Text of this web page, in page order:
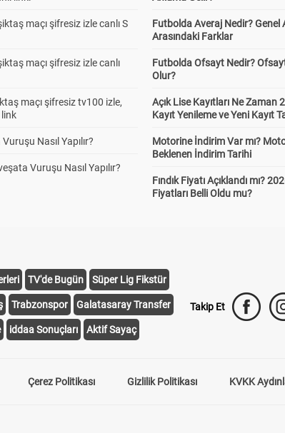
maçı şifresiz izle canlı S
maçı şifresiz izle canlı
maçı şifresiz tv100 izle,
Nasıl Yapılır?
Vuruşu Nasıl Yapılır?
Futbolda Averaj Nedir? Genel
Arasındaki Farklar
Futbolda Ofsayt Nedir?
Olur?
Açık Lise Kayıtları Ne Zaman
Kayıt Yenileme ve Yeni Kayıt
Motorine İndirim Var mı?
Beklenen İndirim Tarihi
Fındık Fiyatı Açıklandı mı?
Fiyatları Belli Oldu mu?
TV'de Bugün Süper Lig Fikstür
Trabzonspor Galatasaray Transfer
iddaa Sonuçları Aktif Sayaç
Takip Et
Çerez Politikası Gizlilik Politikası KVKK